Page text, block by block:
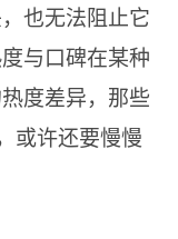
也无法阻止它
与口碑在某种
度差异，那些
或许还要慢慢